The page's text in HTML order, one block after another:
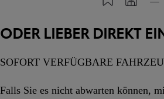
ODER LIEBER DIREKT
SOFORT VERFÜGBARE
Falls Sie es nicht abwarten können,